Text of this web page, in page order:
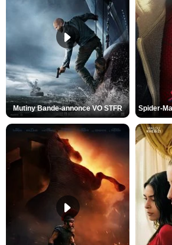
Mutiny Bande-annonce VO STFR